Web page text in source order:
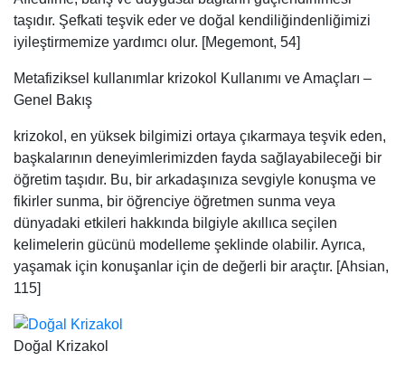
taşıdır. Şefkati teşvik eder ve doğal kendiliğindenliğimizi
iyileştirmemize yardımcı olur. [Megemont, 54]
Metafiziksel kullanımlar krizokol Kullanımı ve Amaçları –
Genel Bakış
krizokol, en yüksek bilgimizi ortaya çıkarmaya teşvik eden,
başkalarının deneyimlerimizden fayda sağlayabileceği bir
öğretim taşıdır. Bu, bir arkadaşınıza sevgiyle konuşma ve
fikirler sunma, bir öğrenciye öğretmen sunma veya
dünyadaki etkileri hakkında bilgiyle akıllıca seçilen
kelimelerin gücünü modelleme şeklinde olabilir. Ayrıca,
yaşamak için konuşanlar için de değerli bir araçtır. [Ahsian,
115]
Doğal Krizakol